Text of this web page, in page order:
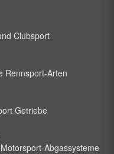
Clubsport
Rennsport-Arten
Getriebe
Abgassysteme